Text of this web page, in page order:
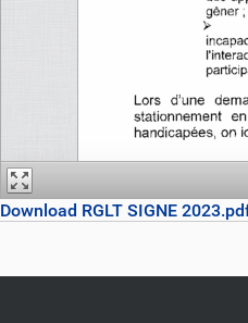
Download RGLT SIGNE